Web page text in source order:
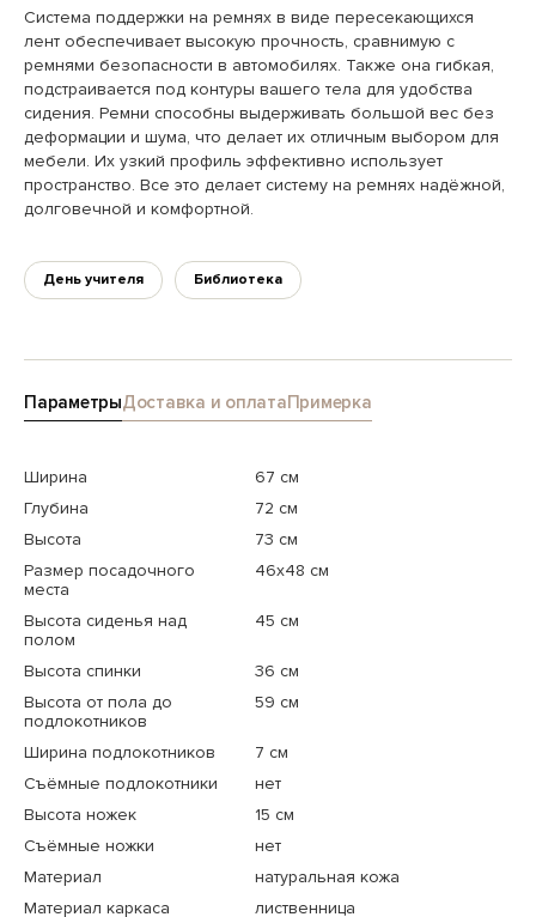
Система поддержки на ремнях в виде пересекающихся
лент обеспечивает высокую прочность, сравнимую с
ремнями безопасности в автомобилях. Также она гибкая,
подстраивается под контуры вашего тела для удобства
сидения. Ремни способны выдерживать большой вес без
деформации и шума, что делает их отличным выбором для
мебели. Их узкий профиль эффективно использует
пространство. Все это делает систему на ремнях надёжной,
долговечной и комфортной.
День учителя Библиотека
ПараметрыДоставка и оплатаПримерка
Ширина
67 см
Глубина
72 см
Высота
73 см
Размер посадочного
места
46x48 см
Высота сиденья над
полом
45 см
Высота спинки
36 см
Высота от пола до
подлокотников
59 см
Ширина подлокотников
7 см
Съёмные подлокотники
нет
Высота ножек
15 см
Съёмные ножки
нет
Материал
натуральная кожа
Материал каркаса
лиственница